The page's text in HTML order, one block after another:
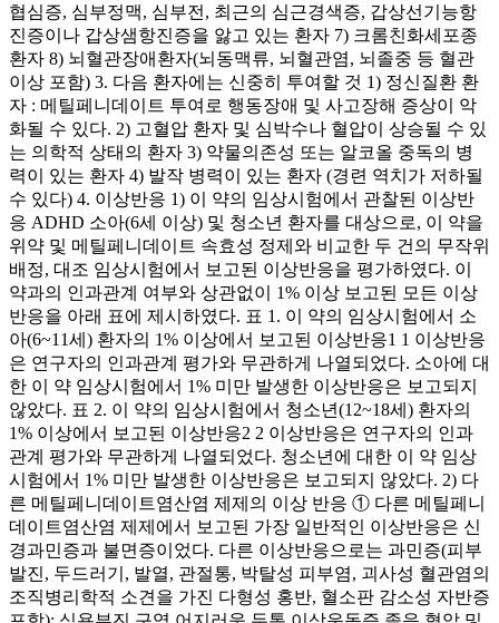
협심증, 심부정맥, 심부전, 최근의 심근경색증, 갑상선기능항
진증이나 갑상샘항진증을 앓고 있는 환자 7) 크롬친화세포종
환자 8) 뇌혈관장애환자(뇌동맥류, 뇌혈관염, 뇌졸중 등 혈관
이상 포함) 3. 다음 환자에는 신중히 투여할 것 1) 정신질환 환
자 : 메틸페니데이트 투여로 행동장애 및 사고장해 증상이 악
화될 수 있다. 2) 고혈압 환자 및 심박수나 혈압이 상승될 수 있
는 의학적 상태의 환자 3) 약물의존성 또는 알코올 중독의 병
력이 있는 환자 4) 발작 병력이 있는 환자 (경련 역치가 저하될
수 있다) 4. 이상반응 1) 이 약의 임상시험에서 관찰된 이상반
응 ADHD 소아(6세 이상) 및 청소년 환자를 대상으로, 이 약을
위약 및 메틸페니데이트 속효성 정제와 비교한 두 건의 무작위
배정, 대조 임상시험에서 보고된 이상반응을 평가하였다. 이
약과의 인과관계 여부와 상관없이 1% 이상 보고된 모든 이상
반응을 아래 표에 제시하였다. 표 1. 이 약의 임상시험에서 소
아(6~11세) 환자의 1% 이상에서 보고된 이상반응1 1 이상반응
은 연구자의 인과관계 평가와 무관하게 나열되었다. 소아에 대
한 이 약 임상시험에서 1% 미만 발생한 이상반응은 보고되지
않았다. 표 2. 이 약의 임상시험에서 청소년(12~18세) 환자의
1% 이상에서 보고된 이상반응2 2 이상반응은 연구자의 인과
관계 평가와 무관하게 나열되었다. 청소년에 대한 이 약 임상
시험에서 1% 미만 발생한 이상반응은 보고되지 않았다. 2) 다
른 메틸페니데이트염산염 제제의 이상 반응 ① 다른 메틸페니
데이트염산염 제제에서 보고된 가장 일반적인 이상반응은 신
경과민증과 불면증이었다. 다른 이상반응으로는 과민증(피부
발진, 두드러기, 발열, 관절통, 박탈성 피부염, 괴사성 혈관염의
조직병리학적 소견을 가진 다형성 홍반, 혈소판 감소성 자반증